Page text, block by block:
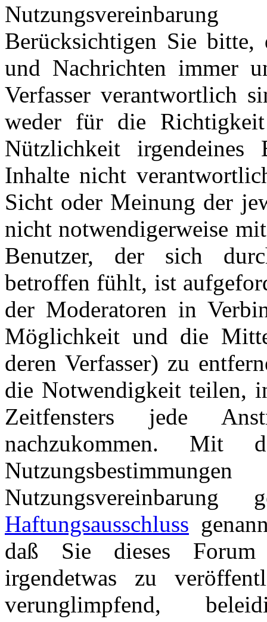
Nutzungsvereinbarung
Berücksichtigen Sie
und Nachrichten immer
Verfasser verantwortlich
weder für die
Nützlichkeit
Inhalte nicht
Sicht oder Meinung der
nicht notwendigerweise
Benutzer, der sich
betroffen fühlt, ist
der Moderatoren in
Möglichkeit und die
deren Verfasser) zu
die Notwendigkeit teilen,
Zeitfensters jede
nachzukommen. Mit
Haftungsausschluss
daß Sie dieses
irgendetwas zu
verunglimpfend,